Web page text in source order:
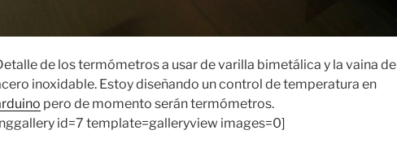
de los termómetros a usar de varilla bimetálica y la vaina de
inoxidable. Estoy diseñando un control de temperatura en
pero de momento serán termómetros.
id=7 template=galleryview images=0]